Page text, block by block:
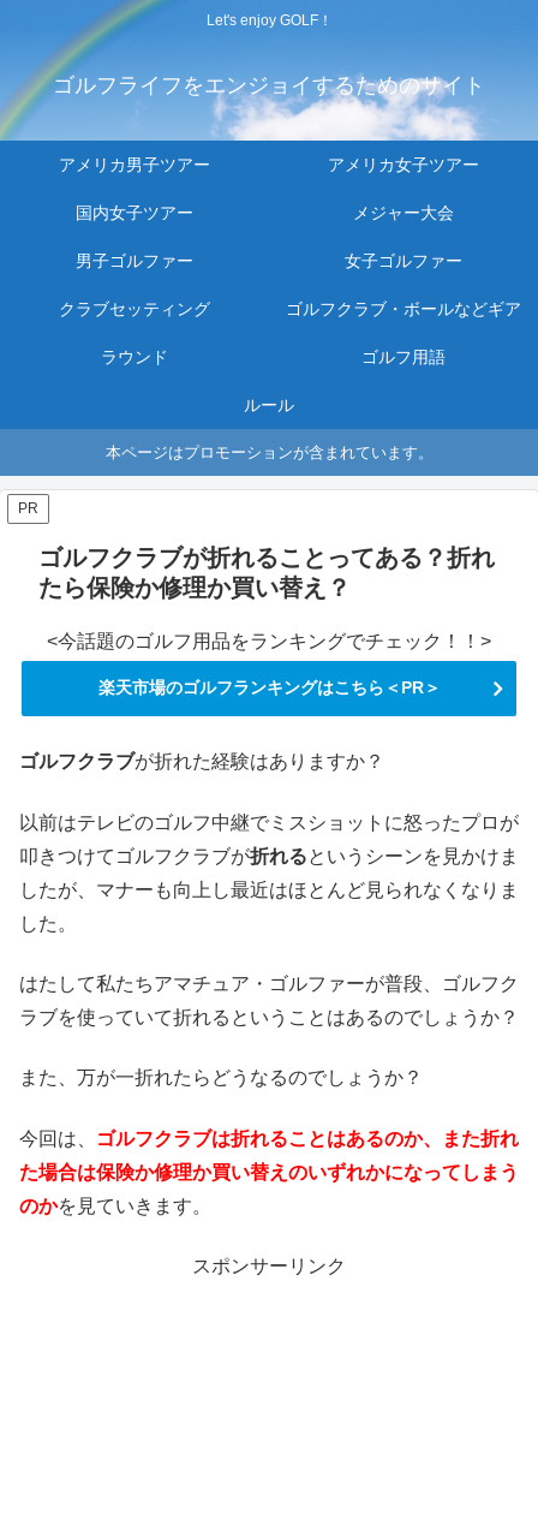
Let's enjoy GOLF！
ゴルフライフをエンジョイするためのサイト
アメリカ男子ツアー アメリカ女子ツアー
国内女子ツアー メジャー大会
男子ゴルファー 女子ゴルファー
クラブセッティング ゴルフクラブ・ボールなどギア
ラウンド ゴルフ用語
ルール
本ページはプロモーションが含まれています。
PR
ゴルフクラブが折れることってある？折れ
たら保険か修理か買い替え？
<今話題のゴルフ用品をランキングでチェック！！>
楽天市場のゴルフランキングはこちら＜PR＞
ゴルフクラブが折れた経験はありますか？
以前はテレビのゴルフ中継でミスショットに怒ったプロが
叩きつけてゴルフクラブが折れるというシーンを見かけま
したが、マナーも向上し最近はほとんど見られなくなりま
した。
はたして私たちアマチュア・ゴルファーが普段、ゴルフク
ラブを使っていて折れるということはあるのでしょうか？
また、万が一折れたらどうなるのでしょうか？
今回は、
ゴルフクラブは折れることはあるのか、また折れ
た場合は保険か修理か買い替えのいずれかになってしまう
のかを見ていきます。
スポンサーリンク